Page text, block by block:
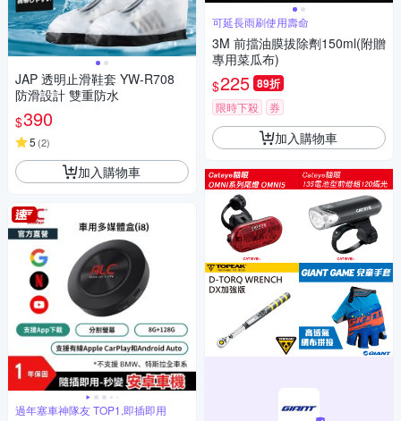
JAP 透明止滑鞋套 YW-R708
防滑設計 雙重防水
$390
5 (2)
加入購物車
過年塞車神隊友 TOP1,即插即用
可延長雨刷使用壽命
3M 前擋油膜拔除劑150ml(附贈
專用菜瓜布)
$225 89折
限時下殺 券
加入購物車